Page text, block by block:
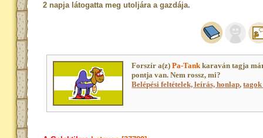
2 napja látogatta meg utoljára a gazdája.
Forszír a(z)Pa-Tankkaraván tagja
pontja van. Nem rossz, mi?
Belépési feltételek, leírás, honlap,